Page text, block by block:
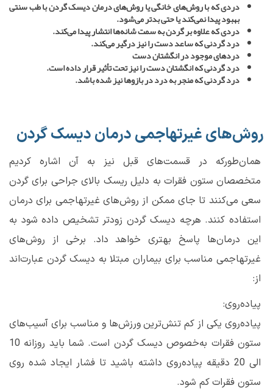
دردی که با روش‌های خانگی یا روش‌های درمان دیسک گردن با طب سنتی
بهبود پیدا نمی‌کند یا حتی بدتر می‌شود.
دردی که علاوه بر گردن به سمت شانه‌ها انتشار پیدا می‌کند.
درد گردنی که ساعد دست را نیز درگیر می‌کند.
دردهای موجود در انگشتان دست
درد گردنی که انگشتان دست را نیز تحت تأثیر قرار داده است.
درد گردنی که منجر به درد در بازوها نیز شده باشد.
روش‌های غیرتهاجمی درمان دیسک گردن
همان‌طورکه در قسمت‌های قبل نیز به آن اشاره کردیم
متخصصان ستون فقرات به دلیل ریسک بالای جراحی برای گردن
سعی می‌کنند تا جای ممکن از روش‌های غیرتهاجمی برای درمان
استفاده کنند. هرچه دیسک گردن زودتر تشخیص داده شود به
این درمان‌ها پاسخ بهتری خواهد داد. برخی از روش‌های
غیرتهاجمی مناسب برای بیماران مبتلا به دیسک گردن عبارت‌اند
از:
پیاده‌روی:
پیاده‌روی یکی از کم تنش‌ترین ورزش‌ها و مناسب برای آسیب‌های
ستون فقرات به‌خصوص دیسک گردن است. شما باید روزانه 10
الی 20 دقیقه پیاده‌روی داشته باشید تا فشار ایجاد شده روی
ستون فقرات کم شود.